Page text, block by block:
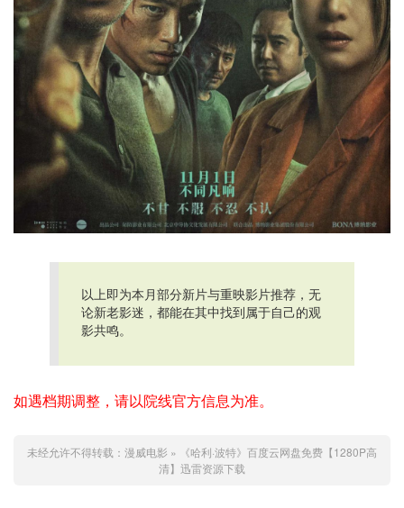
以上即为本月部分新片与重映影片推荐，无
论新老影迷，都能在其中找到属于自己的观
影共鸣。
如遇档期调整，请以院线官方信息为准。
未经允许不得转载： 漫威电影 »
《哈利·波特》百度云网盘免费【1280P高
清】迅雷资源下载